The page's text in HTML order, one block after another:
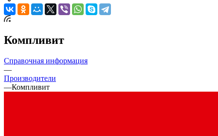
Компливит
Справочная информация
—
Производители
—Компливит